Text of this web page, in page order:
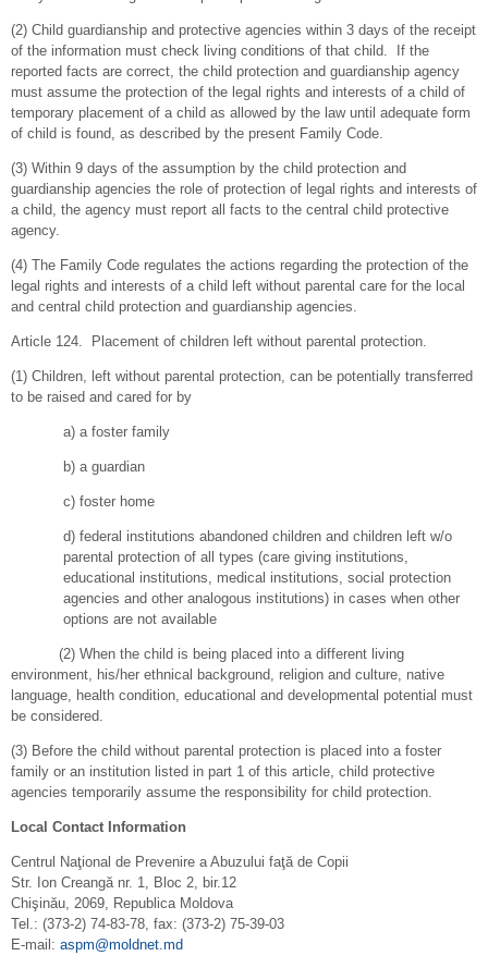
(2) Child guardianship and protective agencies within 3 days of the receipt
of the information must check living conditions of that child. If the
reported facts are correct, the child protection and guardianship agency
must assume the protection of the legal rights and interests of a child of
temporary placement of a child as allowed by the law until adequate form
of child is found, as described by the present Family Code.
(3) Within 9 days of the assumption by the child protection and
guardianship agencies the role of protection of legal rights and interests of
a child, the agency must report all facts to the central child protective
agency.
(4) The Family Code regulates the actions regarding the protection of the
legal rights and interests of a child left without parental care for the local
and central child protection and guardianship agencies.
Article 124. Placement of children left without parental protection.
(1) Children, left without parental protection, can be potentially transferred
to be raised and cared for by
a) a foster family
b) a guardian
c) foster home
d) federal institutions abandoned children and children left w/o
parental protection of all types (care giving institutions,
educational institutions, medical institutions, social protection
agencies and other analogous institutions) in cases when other
options are not available
(2) When the child is being placed into a different living
environment, his/her ethnical background, religion and culture, native
language, health condition, educational and developmental potential must
be considered.
(3) Before the child without parental protection is placed into a foster
family or an institution listed in part 1 of this article, child protective
agencies temporarily assume the responsibility for child protection.
Local Contact Information
Centrul Naţional de Prevenire a Abuzului faţă de Copii
Str. Ion Creangă nr. 1, Bloc 2, bir.12
Chişinău, 2069, Republica Moldova
Tel.: (373-2) 74-83-78, fax: (373-2) 75-39-03
E-mail: aspm@moldnet.md